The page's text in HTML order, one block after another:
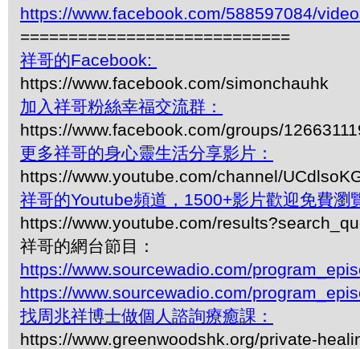
https://www.facebook.com/588597084/
============================
祥哥的Facebook:
https://www.facebook.com/simonchauhk
加入祥哥粉絲幸福交流群：
https://www.facebook.com/groups/
更多祥哥的身心靈生活分享影片：
https://www.youtube.com/channel/
祥哥的Youtube頻道，1500+影片歡迎免費瀏
https://www.youtube.com/
祥哥的網台節目：
https://www.sourcewadio.com/
https://www.sourcewadio.com/
找周兆祥博士做個人諮詢療癒課：
https://www.greenwoodshk.org/private-